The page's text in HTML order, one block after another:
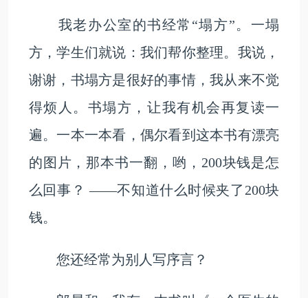
我老办公室的书经常“塌方”。一塌
方，学生们就说：我们帮你整理。我说，
谢谢，书塌方是很好的事情，我从来不觉
得烦人。书塌方，让我有机会再复读一
遍。一本一本看，偶尔看到这本书有漂亮
的图片，那本书一翻，哟，200块钱是怎
么回事？ ——不知道什么时候夹了200块
钱。
您还经常为别人写序言？